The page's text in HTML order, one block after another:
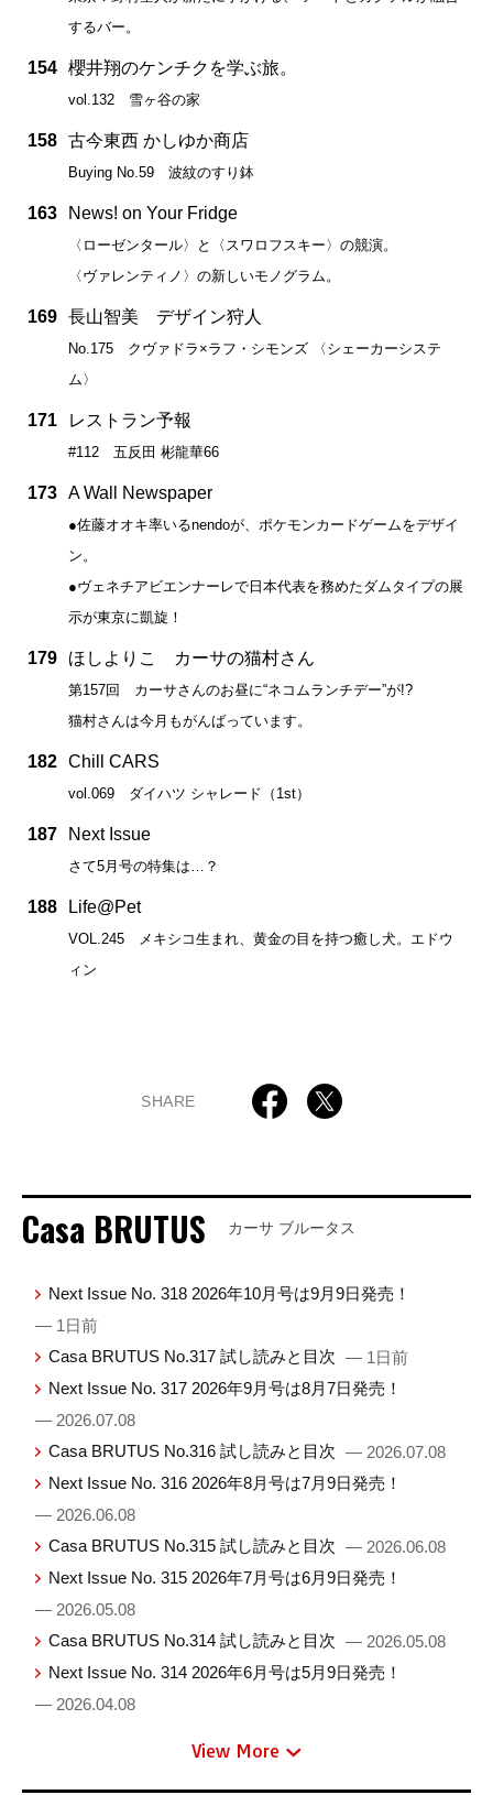
するバー。
154 櫻井翔のケンチクを学ぶ旅。
vol.132 雪ヶ谷の家
158 古今東西 かしゆか商店
Buying No.59 波紋のすり鉢
163 News! on Your Fridge
〈ローゼンタール〉と〈スワロフスキー〉の競演。
〈ヴァレンティノ〉の新しいモノグラム。
169 長山智美 デザイン狩人
No.175 クヴァドラ×ラフ・シモンズ 〈シェーカーシステ
ム〉
171 レストラン予報
#112 五反田 彬龍華66
173 A Wall Newspaper
●佐藤オオキ率いるnendoが、ポケモンカードゲームをデザイ
ン。
●ヴェネチアビエンナーレで日本代表を務めたダムタイプの展
示が東京に凱旋！
179 ほしよりこ カーサの猫村さん
第157回 カーサさんのお昼に“ネコムランチデー”が!?
猫村さんは今月もがんばっています。
182 Chill CARS
vol.069 ダイハツ シャレード（1st）
187 Next Issue
さて5月号の特集は…？
188 Life@Pet
VOL.245 メキシコ生まれ、黄金の目を持つ癒し犬。エドウ
ィン
SHARE
Casa BRUTUS カーサ ブルータス
Next Issue No. 318 2026年10月号は9月9日発売！
— 1日前
Casa BRUTUS No.317 試し読みと目次 — 1日前
Next Issue No. 317 2026年9月号は8月7日発売！
— 2026.07.08
Casa BRUTUS No.316 試し読みと目次 — 2026.07.08
Next Issue No. 316 2026年8月号は7月9日発売！
— 2026.06.08
Casa BRUTUS No.315 試し読みと目次 — 2026.06.08
Next Issue No. 315 2026年7月号は6月9日発売！
— 2026.05.08
Casa BRUTUS No.314 試し読みと目次 — 2026.05.08
Next Issue No. 314 2026年6月号は5月9日発売！
— 2026.04.08
View More